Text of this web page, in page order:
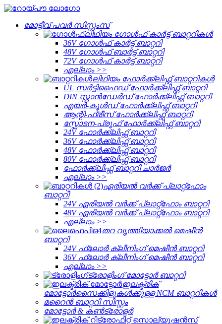
മോട്ടീവ് പവർ സിസ്റ്റംസ്
ലിഥിയം ഗോൾഫ് കാർട്ട് ബാറ്ററികൾ
36V ഗോൾഫ് കാർട്ട് ബാറ്ററി
48V ഗോൾഫ് ബാർട്ട് ബാറ്ററി
72V ഗോൾഫ് കാർട്ട് ബാറ്ററി
എല്ലാം >>
ലിഥിയം ഫോർക്ക്ലിഫ്റ്റ് ബാറ്ററികൾ
UL സർട്ടിഫൈഡ് ഫോർക്ക്ലിഫ്റ്റ് ബാറ്ററി
DIN സ്റ്റാൻഡേർഡ് ഫോർക്ക്ലിഫ്റ്റ് ബാറ്ററി
എയർ-കൂൾഡ് ഫോർക്ക്ലിഫ്റ്റ് ബാറ്ററി
ആന്റി-ഫ്രീസ് ഫോർക്ക്ലിഫ്റ്റ് ബാറ്ററി
സ്ഫോടന-പ്രൂഫ് ഫോർക്ക്ലിഫ്റ്റ് ബാറ്ററി
24V ഫോർക്ക്ലിഫ്റ്റ് ബാറ്ററി
36V ഫോർക്ക്ലിഫ്റ്റ് ബാറ്ററി
48V ഫോർക്ക്ലിഫ്റ്റ് ബാറ്ററി
80V ഫോർക്ക്ലിഫ്റ്റ് ബാറ്ററി
ഫോർക്ക്ലിഫ്റ്റ് ബാറ്ററി ചാർജർ
എല്ലാം >>
ഏരിയൽ വർക്ക് പ്ലാറ്റ്‌ഫോം
ബാറ്ററി
24V ഏരിയൽ വർക്ക് പ്ലാറ്റ്‌ഫോം ബാറ്ററി
48V ഏരിയൽ വർക്ക് പ്ലാറ്റ്‌ഫോം ബാറ്ററി
എല്ലാം >>
തറ വൃത്തിയാക്കൽ മെഷീൻ
ബാറ്ററി
24V ഫ്ലോർ ക്ലീനിംഗ് മെഷീൻ ബാറ്ററി
36V ഫ്ലോർ ക്ലീനിംഗ് മെഷീൻ ബാറ്ററി
എല്ലാം >>
ട്രോളിംഗ് മോട്ടോർ ബാറ്ററി
ഇലക്ട്രിക്
മോട്ടോർസൈക്കിളുകൾക്കുള്ള NCM ബാറ്ററികൾ
മറൈൻ ബാറ്ററി സിസ്റ്റം
മോട്ടോർ & കൺട്രോളർ